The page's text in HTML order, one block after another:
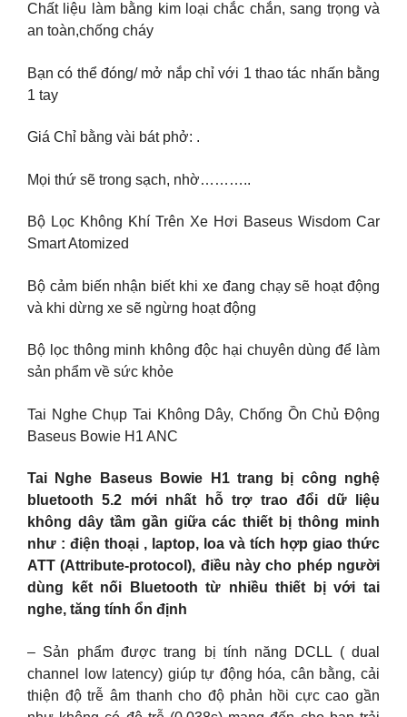
Chất liệu làm bằng kim loại chắc chắn, sang trọng và
an toàn,chống cháy
Bạn có thể đóng/ mở nắp chỉ với 1 thao tác nhấn bằng
1 tay
Giá Chỉ bằng vài bát phở: .
Mọi thứ sẽ trong sạch, nhờ………..
Bộ Lọc Không Khí Trên Xe Hơi Baseus Wisdom Car
Smart Atomized
Bộ cảm biến nhận biết khi xe đang chạy sẽ hoạt động
và khi dừng xe sẽ ngừng hoạt động
Bộ lọc thông minh không độc hại chuyên dùng để làm
sản phẩm về sức khỏe
Tai Nghe Chụp Tai Không Dây, Chống Ồn Chủ Động
Baseus Bowie H1 ANC
Tai Nghe Baseus Bowie H1 trang bị công nghệ
bluetooth 5.2 mới nhất hỗ trợ trao đổi dữ liệu
không dây tầm gần giữa các thiết bị thông minh
như : điện thoại , laptop, loa và tích hợp giao thức
ATT (Attribute-protocol), điều này cho phép người
dùng kết nối Bluetooth từ nhiều thiết bị với tai
nghe, tăng tính ổn định
– Sản phẩm được trang bị tính năng DCLL ( dual
channel low latency) giúp tự động hóa, cân bằng, cải
thiện độ trễ âm thanh cho độ phản hồi cực cao gần